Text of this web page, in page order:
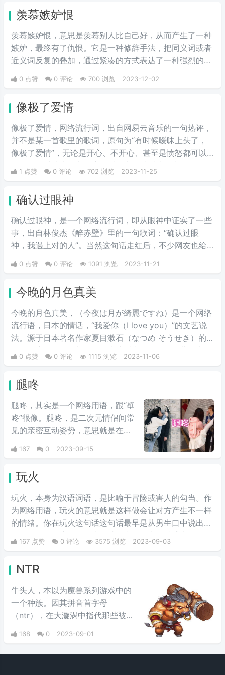
羡慕嫉妒恨
羡慕嫉妒恨，意思是羡慕别人比自己好，从而产生了一种
嫉妒，最终有了仇恨。它是一种修辞手法，把同义词或者
近义词反复的叠加，通过紧凑的方式表达了一种强烈的情
比自己好，所产生的一种崇拜之情，而产生的恨。
0 点赞 0 评论 700 浏览 2023-12-02
像极了爱情
像极了爱情，网络流行词，出自网易云音乐的一句热评，
并不是某一首歌里的歌词，原句为“有时候暧昧上头了，
像极了爱情”，无论是开心、不开心、甚至是愤怒都可以
1 点赞 0 评论 702 浏览 2023-11-25
确认过眼神
确认过眼神，是一个网络流行词，即从眼神中证实了一些
事，出自林俊杰《醉赤壁》里的一句歌词：“确认过眼
神，我遇上对的人”。当然这句话走红后，不少网友也给
人”等等。
0 点赞 0 评论 1091 浏览 2023-11-21
今晚的月色真美
今晚的月色真美，（今夜は月が綺麗ですね）是一个网络
流行语，日本的情话，“我爱你（I love you）”的文艺说
法。源于日本著名作家夏目漱石（なつめ そうせき）的
语句，意思就是“我爱你”，是文艺的说法。
0 点赞 0 评论 1115 浏览 2023-11-06
腿咚
腿咚，其实是一个网络用语，跟“壁
咚”很像。腿咚，是二次元情侣间常
见的亲密互动姿势，意思就是在自
对方单肩上。
167 0 2023-09-15
玩火
玩火，本身为汉语词语，是比喻干冒险或害人的勾当。作
为网络用语，玩火的意思就是这样做会让对方产生不一样
的情绪。你在玩火这句话这句话最早是从男生口中说出来
下，男生有点把止不住，想要将她扑倒为所欲为的一种示
167 点赞 0 评论 3575 浏览 2023-09-03
NTR
牛头人，本以为魔兽系列游戏中的
一个种族。因其拼音首字母
（ntr），在大漩涡中指代那些被带
NTR(NiuTonRen)，源于日文中
168 0 2023-09-01